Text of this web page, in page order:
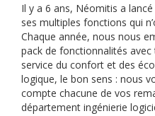
Il y a 6 ans, Néomitis a
ses multiples fonctions qui
Chaque année, nous nous
pack de fonctionnalités avec
service du confort et des
logique, le bon sens : nous
compte chacune de vos
département ingénierie